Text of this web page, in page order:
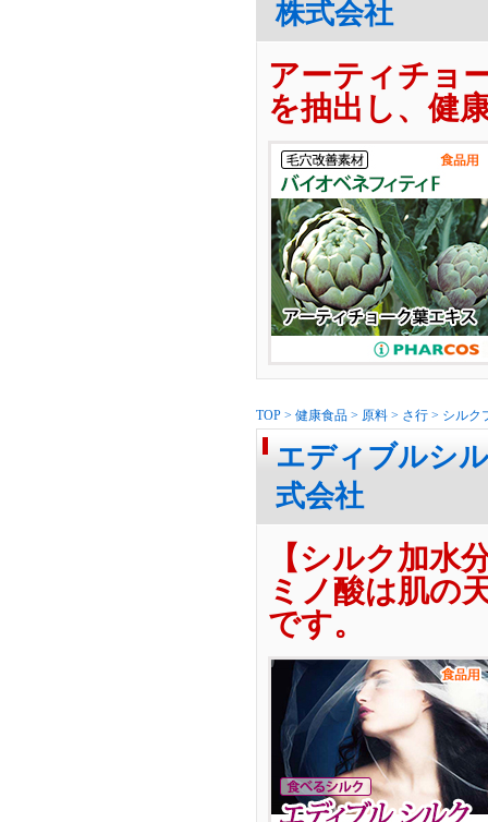
株式会社
アーティチョ
を抽出し、健
TOP > 健康食品 > 原料 > さ行 > シルク
エディブルシ
式会社
【シルク加水
ミノ酸は肌の
です。